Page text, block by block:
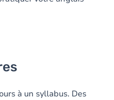
à un syllabus. Des